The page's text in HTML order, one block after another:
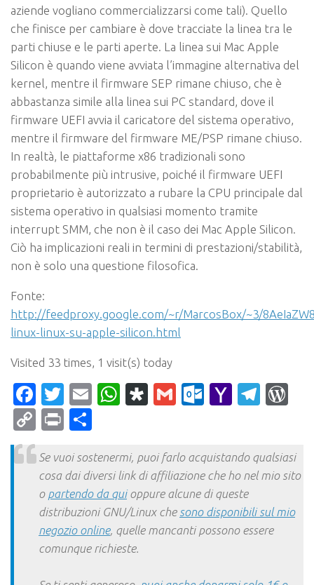
aziende vogliano commercializzarsi come tali). Quello
che finisce per cambiare è dove tracciate la linea tra le
parti chiuse e le parti aperte. La linea sui Mac Apple
Silicon è quando viene avviata l’immagine alternativa del
kernel, mentre il firmware SEP rimane chiuso, che è
abbastanza simile alla linea sui PC standard, dove il
firmware UEFI avvia il caricatore del sistema operativo,
mentre il firmware del firmware ME/PSP rimane chiuso.
In realtà, le piattaforme x86 tradizionali sono
probabilmente più intrusive, poiché il firmware UEFI
proprietario è autorizzato a rubare la CPU principale dal
sistema operativo in qualsiasi momento tramite
interrupt SMM, che non è il caso dei Mac Apple Silicon.
Ciò ha implicazioni reali in termini di prestazioni/stabilità,
non è solo una questione filosofica.
Fonte:
http://feedproxy.google.com/~r/MarcosBox/~3/
linux-linux-su-apple-silicon.html
Visited 33 times, 1 visit(s) today
Facebook
Twitter
EmailWhatsApp
Diaspora
Gmail Yahoo
CopyPrint
Se vuoi sostenermi, puoi farlo acquistando qualsiasi
cosa dai diversi link di affiliazione che ho nel mio sito
o partendo da quioppure alcune di queste
distribuzioni GNU/Linux che sono disponibili sul mio
negozio online, quelle mancanti possono essere
comunque richieste.